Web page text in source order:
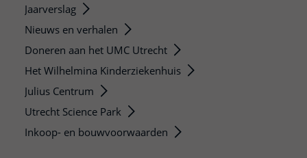
Jaarverslag
Nieuws en verhalen
Doneren aan het UMC Utrecht
Het Wilhelmina Kinderziekenhuis
Julius Centrum
Utrecht Science Park
Inkoop- en bouwvoorwaarden